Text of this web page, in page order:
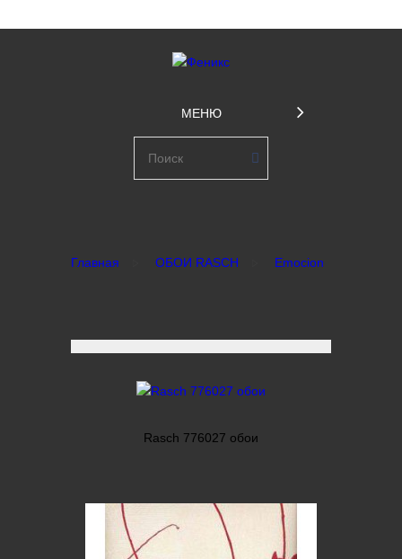
МЕНЮ
Главная ОБОИ RASCH Emocion
Rasch 776027 обои